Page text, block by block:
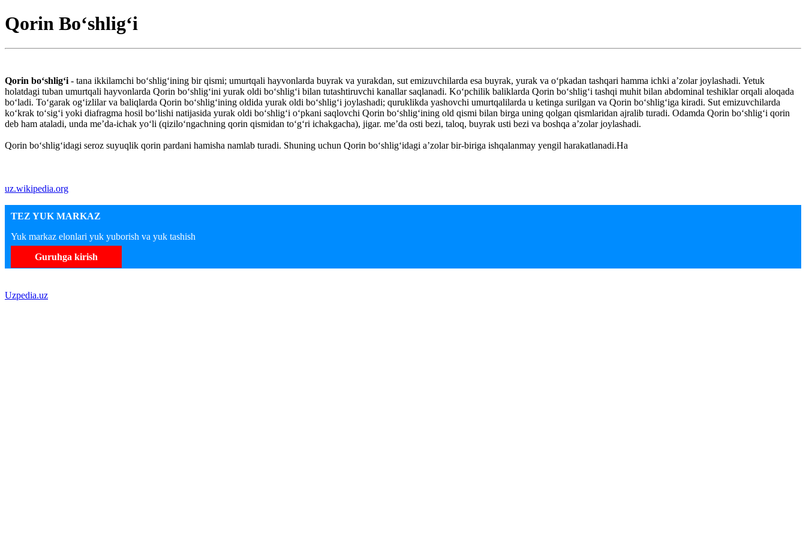
Qorin Boʻshligʻi
Qorin boʻshligʻi - tana ikkilamchi boʻshligʻining bir qismi; umurtqali hayvonlarda buyrak va yurakdan, sut emizuvchilarda esa buyrak, yurak va oʻpkadan tashqari hamma ichki aʼzolar joylashadi. Yetuk
holatdagi tuban umurtqali hayvonlarda Qorin boʻshligʻini yurak oldi boʻshligʻi bilan tutashtiruvchi kanallar saqlanadi. Koʻpchilik baliklarda Qorin boʻshligʻi tashqi muhit bilan abdominal teshiklar orqali aloqada
boʻladi. Toʻgarak ogʻizlilar va baliqlarda Qorin boʻshligʻining oldida yurak oldi boʻshligʻi joylashadi; quruklikda yashovchi umurtqalilarda u ketinga surilgan va Qorin boʻshligʻiga kiradi. Sut emizuvchilarda
koʻkrak toʻsigʻi yoki diafragma hosil boʻlishi natijasida yurak oldi boʻshligʻi oʻpkani saqlovchi Qorin boʻshligʻining old qismi bilan birga uning qolgan qismlaridan ajralib turadi. Odamda Qorin boʻshligʻi qorin
deb ham ataladi, unda meʼda-ichak yoʻli (qiziloʻngachning qorin qismidan toʻgʻri ichakgacha), jigar. meʼda osti bezi, taloq, buyrak usti bezi va boshqa aʼzolar joylashadi.
Qorin boʻshligʻidagi seroz suyuqlik qorin pardani hamisha namlab turadi. Shuning uchun Qorin boʻshligʻidagi aʼzolar bir-biriga ishqalanmay yengil harakatlanadi.Ha
uz.wikipedia.org
TEZ YUK MARKAZ
Yuk markaz elonlari yuk yuborish va yuk tashish
Guruhga kirish
Uzpedia.uz